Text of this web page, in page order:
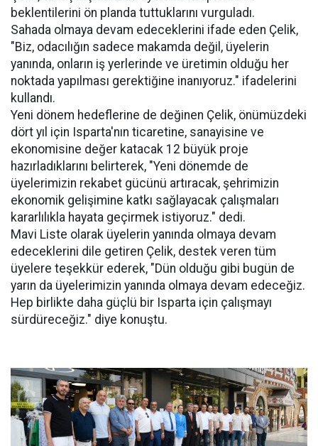
beklentilerini ön planda tuttuklarını vurguladı.
Sahada olmaya devam edeceklerini ifade eden Çelik,
"Biz, odacılığın sadece makamda değil, üyelerin
yanında, onların iş yerlerinde ve üretimin olduğu her
noktada yapılması gerektiğine inanıyoruz." ifadelerini
kullandı.
Yeni dönem hedeflerine de değinen Çelik, önümüzdeki
dört yıl için Isparta'nın ticaretine, sanayisine ve
ekonomisine değer katacak 12 büyük proje
hazırladıklarını belirterek, "Yeni dönemde de
üyelerimizin rekabet gücünü artıracak, şehrimizin
ekonomik gelişimine katkı sağlayacak çalışmaları
kararlılıkla hayata geçirmek istiyoruz." dedi.
Mavi Liste olarak üyelerin yanında olmaya devam
edeceklerini dile getiren Çelik, destek veren tüm
üyelere teşekkür ederek, "Dün olduğu gibi bugün de
yarın da üyelerimizin yanında olmaya devam edeceğiz.
Hep birlikte daha güçlü bir Isparta için çalışmayı
sürdüreceğiz." diye konuştu.